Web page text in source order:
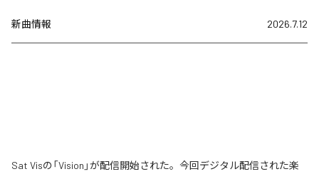
新曲情報 2026.7.12
Sat Visの「Vision」が配信開始された。今回デジタル配信された楽